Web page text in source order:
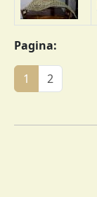
Pagina:
1 (corrente)
2